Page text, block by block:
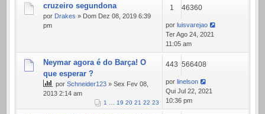
cruzeiro segundona
por Drakes » Dom Dez 08, 2019 6:39
pm
1 46360
por luisvarejao
Ter Ago 24, 2021
11:05 am
Neymar agora é do Barça! O
que esperar ?
por Schneider123 » Sex Fev 08,
2013 2:14 am
1 … 19 20 21 22 23
443 566408
por linelson
Qui Jul 22, 2021
10:36 pm